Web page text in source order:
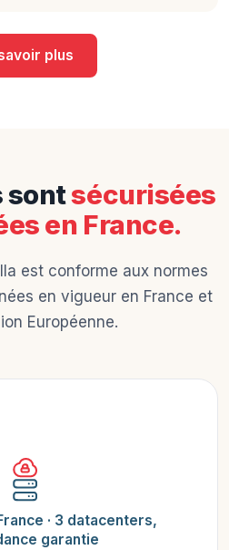
plus
sontsécurisées
en France.
est conforme aux normes
en vigueur en France et
Européenne.
· 3 datacenters,
garantie